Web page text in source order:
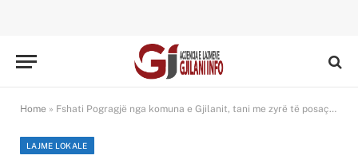
Home » Fshati Pogragjë nga komuna e Gjilanit, tani me zyrë të posaçme për adresimin e kërkesave të banorëve
LAJME LOKALE